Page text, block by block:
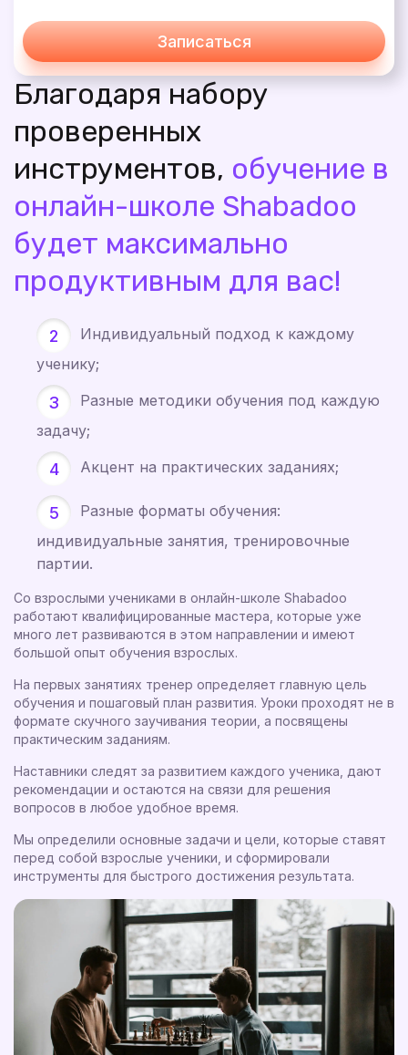
Записаться
Благодаря набору
проверенных
инструментов, обучение в
онлайн-школе Shabadoo
будет максимально
продуктивным для вас!
Индивидуальный подход к каждому
ученику;
Разные методики обучения под каждую
задачу;
Акцент на практических заданиях;
Разные форматы обучения:
индивидуальные занятия, тренировочные
партии.
Со взрослыми учениками в онлайн-школе Shabadoo
работают квалифицированные мастера, которые уже
много лет развиваются в этом направлении и имеют
большой опыт обучения взрослых.
На первых занятиях тренер определяет главную цель
обучения и пошаговый план развития. Уроки проходят не в
формате скучного заучивания теории, а посвящены
практическим заданиям.
Наставники следят за развитием каждого ученика, дают
рекомендации и остаются на связи для решения
вопросов в любое удобное время.
Мы определили основные задачи и цели, которые ставят
перед собой взрослые ученики, и сформировали
инструменты для быстрого достижения результата.